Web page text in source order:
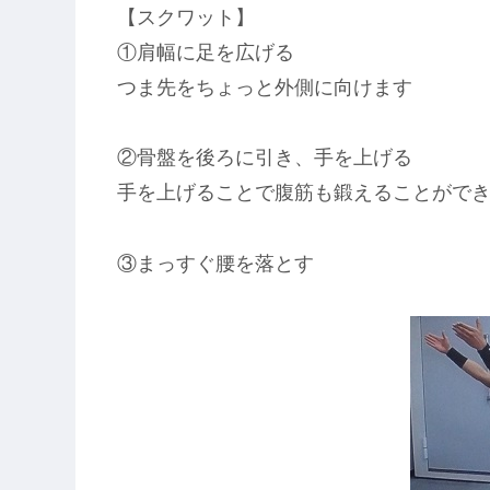
【スクワット】
①肩幅に足を広げる
つま先をちょっと外側に向けます
②骨盤を後ろに引き、手を上げる
手を上げることで腹筋も鍛えることがで
③まっすぐ腰を落とす